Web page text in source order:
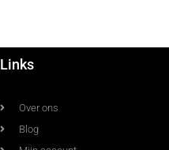
Links
Over ons
Blog